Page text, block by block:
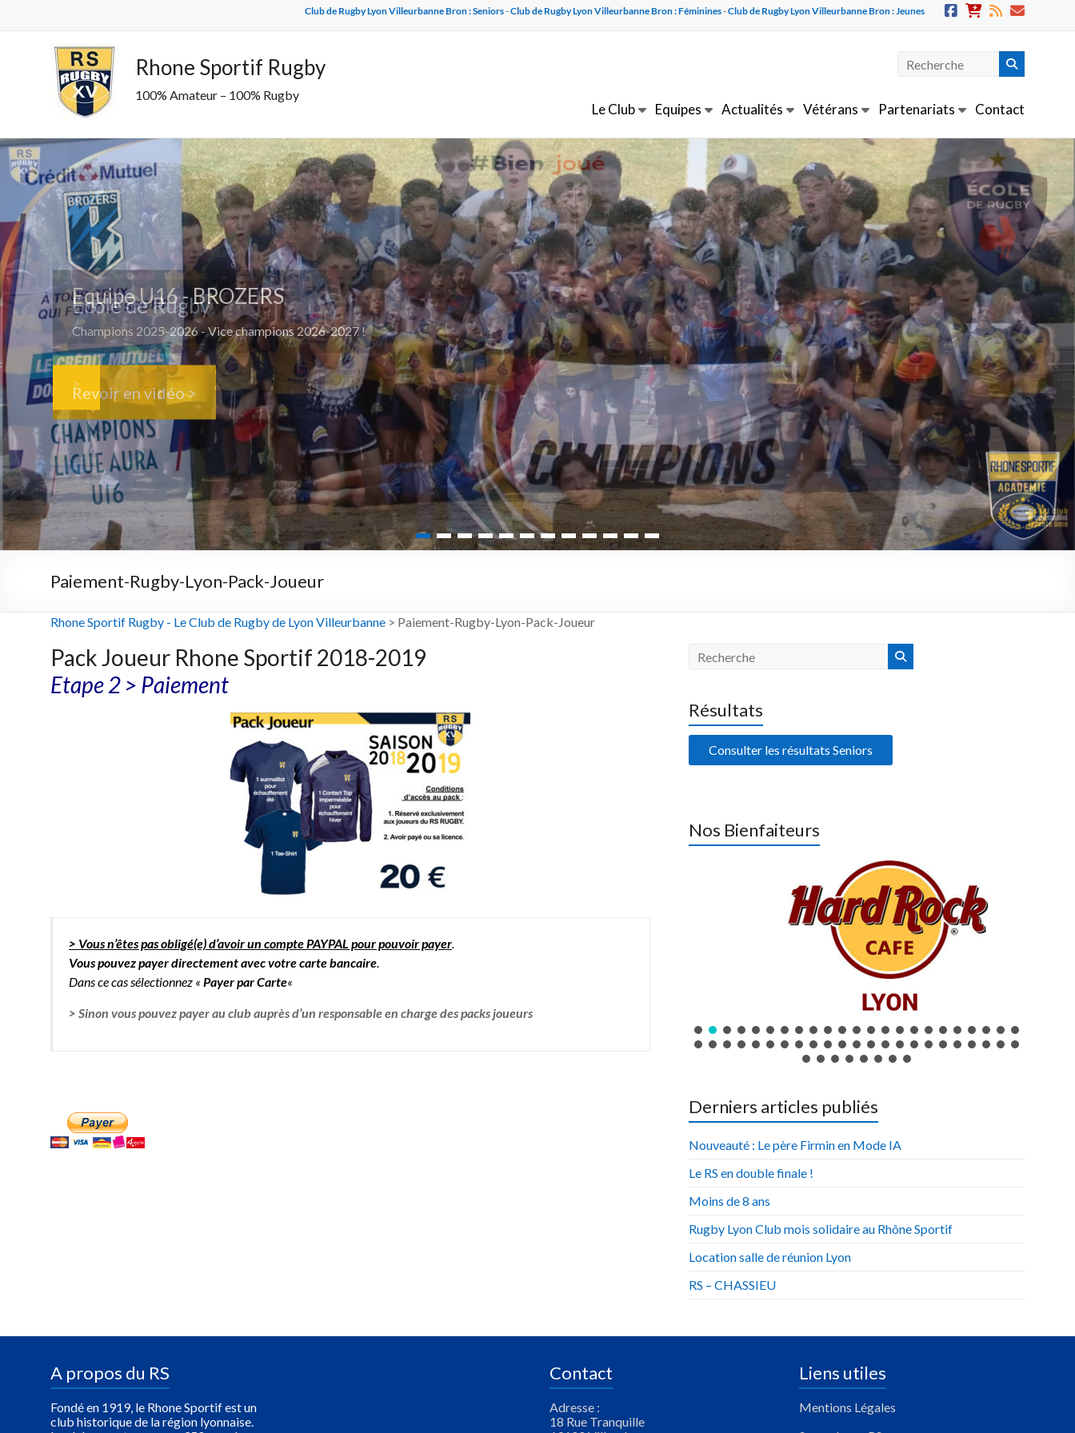
Club de Rugby Lyon Villeurbanne Bron : Seniors-Club de Rugby Lyon Villeurbanne Bron : Féminines-Club de Rugby Lyon Villeurbanne Bron : Jeunes
Rhone Sportif Rugby
100% Amateur – 100% Rugby
Le Club Equipes Actualités Vétérans Partenariats Contact
Equipe U16 - BROZERS
Champions 2025-2026 - Vice champions 2026-2027 !
Revoir en vidéo >
Ecole de Rugby
>
Paiement-Rugby-Lyon-Pack-Joueur
Rhone Sportif Rugby - Le Club de Rugby de Lyon Villeurbanne > Paiement-Rugby-Lyon-Pack-Joueur
Pack Joueur Rhone Sportif 2018-2019
Etape 2 > Paiement
> Vous n’êtes pas obligé(e) d’avoir un compte PAYPAL pour pouvoir payer.
Vous pouvez payer directement avec votre carte bancaire.
Dans ce cas sélectionnez « Payer par Carte«
> Sinon vous pouvez payer au club auprès d’un responsable en charge des packs joueurs
Résultats
Consulter les résultats Seniors
Nos Bienfaiteurs
Derniers articles publiés
Nouveauté : Le père Firmin en Mode IA
Le RS en double finale !
Moins de 8 ans
Rugby Lyon Club mois solidaire au Rhône Sportif
Location salle de réunion Lyon
RS – CHASSIEU
A propos du RS
Fondé en 1919, le Rhone Sportif est un
club historique de la région lyonnaise.
Contact
Adresse :
18 Rue Tranquille
Liens utiles
Mentions Légales